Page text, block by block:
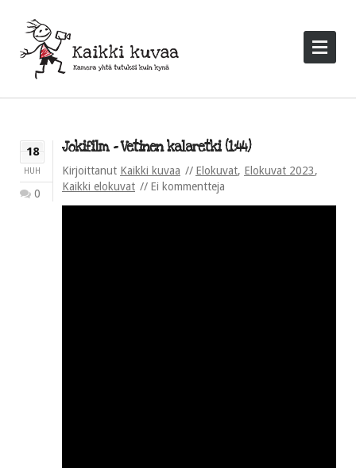
18
HUH
0
Jokifilm – Vetinen kalaretki (1:44)
Kirjoittanut Kaikki kuvaa Elokuvat, Elokuvat 2023,
Kaikki elokuvat
Ei kommentteja